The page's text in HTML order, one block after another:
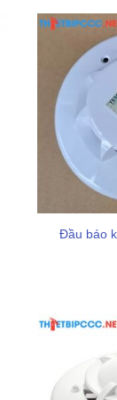
Đầu báo